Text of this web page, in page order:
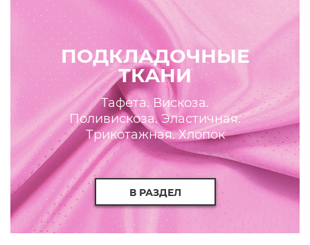
ПОДКЛАДОЧНЫЕ
ТКАНИ
Тафета. Вискоза.
Поливискоза. Эластичная.
Трикотажная. Хлопок
В РАЗДЕЛ